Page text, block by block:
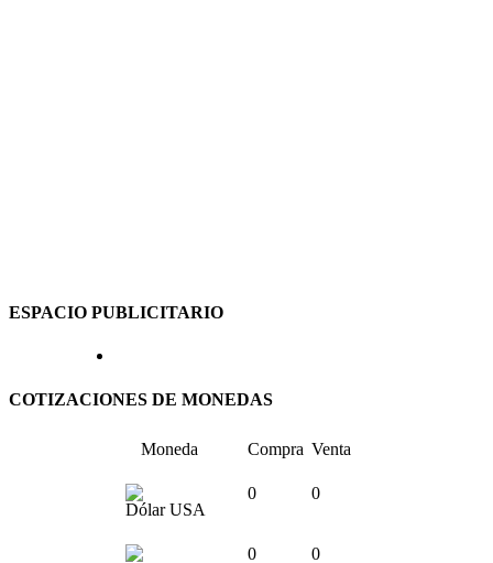
ESPACIO PUBLICITARIO
COTIZACIONES DE MONEDAS
Moneda Compra Venta
Dólar USA
0 0
0 0